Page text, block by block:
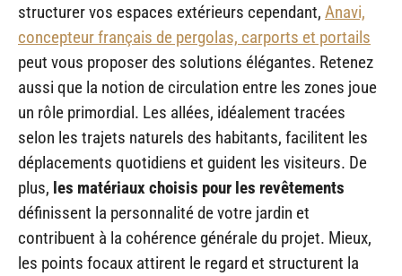
structurer vos espaces extérieurs cependant, Anavi,
concepteur français de pergolas, carports et portails
peut vous proposer des solutions élégantes. Retenez
aussi que la notion de circulation entre les zones joue
un rôle primordial. Les allées, idéalement tracées
selon les trajets naturels des habitants, facilitent les
déplacements quotidiens et guident les visiteurs. De
plus, les matériaux choisis pour les revêtements
définissent la personnalité de votre jardin et
contribuent à la cohérence générale du projet. Mieux,
les points focaux attirent le regard et structurent la